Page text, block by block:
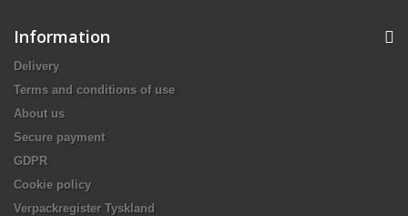
Information
Delivery
Terms and conditions of use
About us
Secure payment
GDPR
Cookie policy
Verpackregister Tyskland